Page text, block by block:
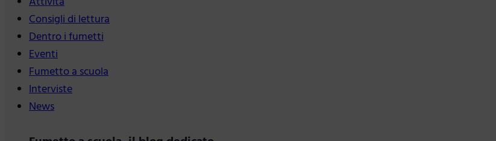
Consigli di lettura
Dentro i fumetti
Eventi
Fumetto a scuola
Interviste
News